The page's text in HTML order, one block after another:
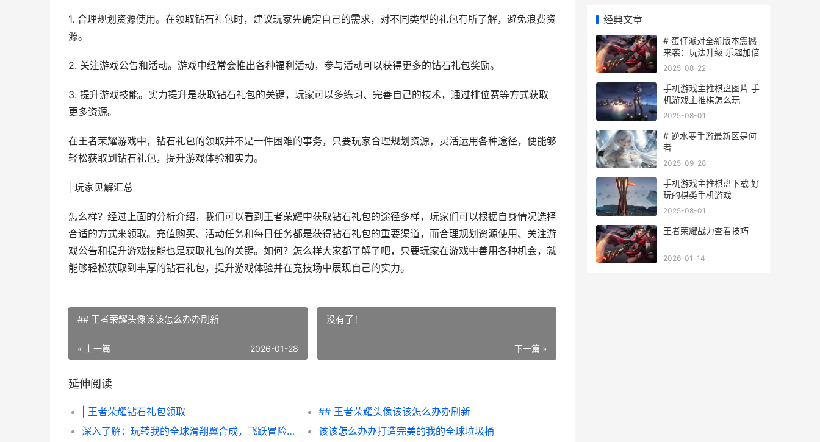
1. 合理规划资源使用。在领取钻石礼包时，建议玩家先确定自己的需求，对不同类型的礼包有所了解，避免浪费资
源。
2. 关注游戏公告和活动。游戏中经常会推出各种福利活动，参与活动可以获得更多的钻石礼包奖励。
3. 提升游戏技能。实力提升是获取钻石礼包的关键，玩家可以多练习、完善自己的技术，通过排位赛等方式获取
更多资源。
在王者荣耀游戏中，钻石礼包的领取并不是一件困难的事务，只要玩家合理规划资源，灵活运用各种途径，便能够
轻松获取到钻石礼包，提升游戏体验和实力。
| 玩家见解汇总
怎么样？经过上面的分析介绍，我们可以看到王者荣耀中获取钻石礼包的途径多样，玩家们可以根据自身情况选择
合适的方式来领取。充值购买、活动任务和每日任务都是获得钻石礼包的重要渠道，而合理规划资源使用、关注游
戏公告和提升游戏技能也是获取礼包的关键。如何？怎么样大家都了解了吧，只要玩家在游戏中善用各种机会，就
能够轻松获取到丰厚的钻石礼包，提升游戏体验并在竞技场中展现自己的实力。
## 王者荣耀头像该该怎么办办刷新
« 上一篇 2026-01-28
没有了！
下一篇 »
延伸阅读
| 王者荣耀钻石礼包领取
## 王者荣耀头像该该怎么办办刷新
深入了解：玩转我的全球滑翔翼合成，飞跃冒险新高度
该该怎么办办打造完美的我的全球垃圾桶
经典文章
# 蛋仔派对全新版本震撼
来袭：玩法升级 乐趣加倍
2025-08-22
手机游戏主推棋盘图片 手
机游戏主推棋怎么玩
2025-08-01
# 逆水寒手游最新区是何
者
2025-09-28
手机游戏主推棋盘下载 好
玩的棋类手机游戏
2025-08-01
王者荣耀战力查看技巧
2026-01-14